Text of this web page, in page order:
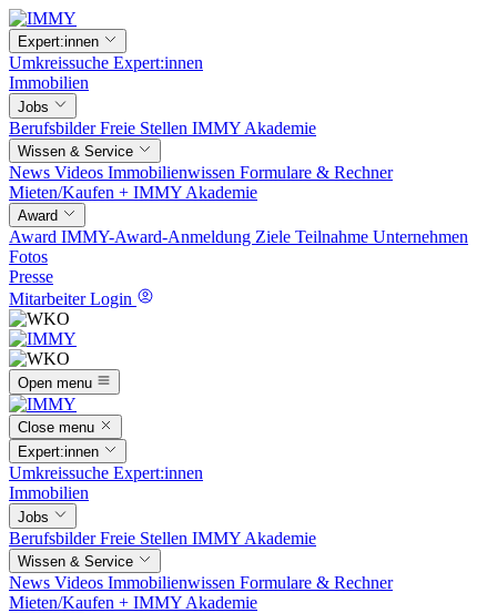
Expert:innen
Umkreissuche Expert:innen
Immobilien
Jobs
BerufsbilderFreie Stellen IMMY Akademie
Wissen & Service
News Videos Immobilienwissen Formulare & Rechner
Mieten/Kaufen + IMMY Akademie
Award
Award IMMY-Award-Anmeldung Ziele Teilnahme Unternehmen
Fotos
Presse
Mitarbeiter Login
Open menu
Close menu
Expert:innen
Umkreissuche Expert:innen
Immobilien
Jobs
BerufsbilderFreie Stellen IMMY Akademie
Wissen & Service
News Videos Immobilienwissen Formulare & Rechner
Mieten/Kaufen + IMMY Akademie